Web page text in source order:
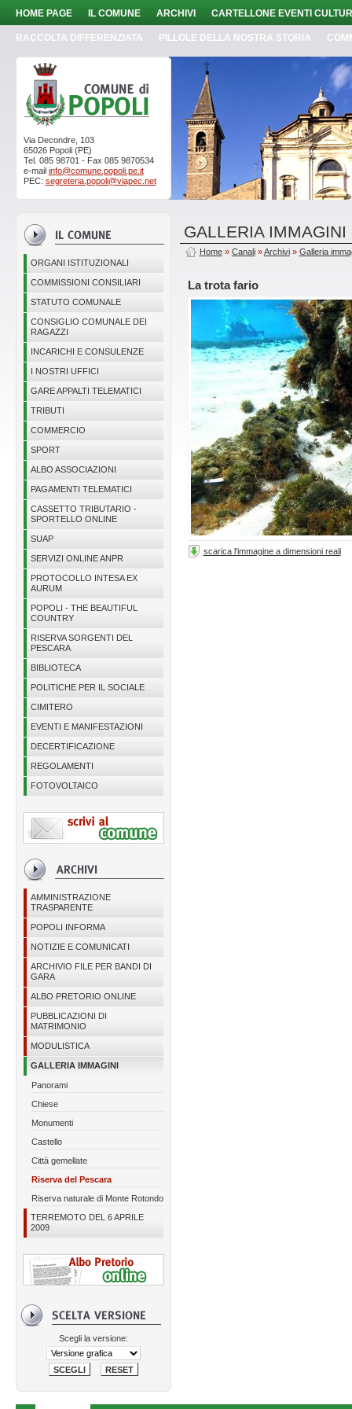
HOME PAGE IL COMUNE ARCHIVI CARTELLONE EVENTI
RACCOLTA DIFFERENZIATA PILLOLE DELLA NOSTRA STORIA
Via Decondre, 103
65026 Popoli (PE)
Tel. 085 98701 - Fax 085 9870534
e-mail info@comune.popoli.pe.it
PEC: segreteria.popoli@viapec.net
ORGANI ISTITUZIONALI
COMMISSIONI CONSILIARI
STATUTO COMUNALE
CONSIGLIO COMUNALE DEI
RAGAZZI
INCARICHI E CONSULENZE
I NOSTRI UFFICI
GARE APPALTI TELEMATICI
TRIBUTI
COMMERCIO
SPORT
ALBO ASSOCIAZIONI
PAGAMENTI TELEMATICI
CASSETTO TRIBUTARIO -
SPORTELLO ONLINE
SUAP
SERVIZI ONLINE ANPR
PROTOCOLLO INTESA EX
AURUM
POPOLI - THE BEAUTIFUL
COUNTRY
RISERVA SORGENTI DEL
PESCARA
BIBLIOTECA
POLITICHE PER IL SOCIALE
CIMITERO
EVENTI E MANIFESTAZIONI
DECERTIFICAZIONE
REGOLAMENTI
FOTOVOLTAICO
AMMINISTRAZIONE
TRASPARENTE
POPOLI INFORMA
NOTIZIE E COMUNICATI
ARCHIVIO FILE PER BANDI DI
GARA
ALBO PRETORIO ONLINE
PUBBLICAZIONI DI
MATRIMONIO
MODULISTICA
GALLERIA IMMAGINI
Panorami
Chiese
Monumenti
Castello
Città gemellate
Riserva del Pescara
Riserva naturale di Monte Rotondo
TERREMOTO DEL 6 APRILE
2009
Scegli la versione:
GALLERIA
Home» Canali»Archivi» Galleria
La trota fario
scarica l'immagine a dimensioni reali